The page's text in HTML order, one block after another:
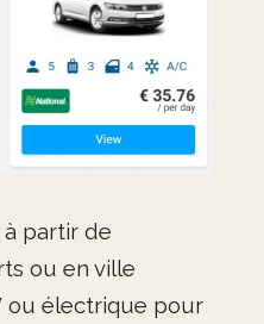
partir de
ou en ville
ou électrique pour